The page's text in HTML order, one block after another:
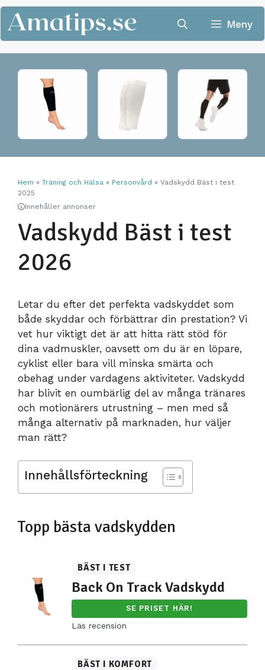
Hoppa
till
innehåll
Meny
Hem » Träning och Hälsa » Personvård » Vadskydd Bäst i test
2025
Innehåller annonser
Vadskydd Bäst i test
2026
Letar du efter det perfekta vadskyddet som
både skyddar och förbättrar din prestation? Vi
vet hur viktigt det är att hitta rätt stöd för
dina vadmuskler, oavsett om du är en löpare,
cyklist eller bara vill minska smärta och
obehag under vardagens aktiviteter. Vadskydd
har blivit en oumbärlig del av många tränares
och motionärers utrustning – men med så
många alternativ på marknaden, hur väljer
man rätt?
Innehållsförteckning
Topp bästa vadskydden
BÄST I TEST
Back On Track Vadskydd
SE PRISET HÄR!
Läs recension
BÄST I KOMFORT